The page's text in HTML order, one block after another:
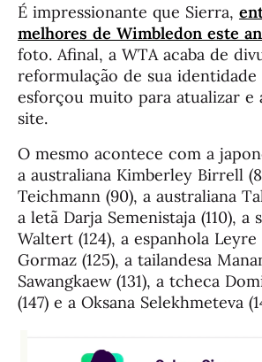
É impressionante que Sierra,
melhores de Wimbledon este
foto. Afinal, a WTA acaba de
reformulação de sua identidade
esforçou muito para atualizar e
site.
O mesmo acontece com a
a australiana Kimberley Birrell
Teichmann (90), a australiana
a letã Darja Semenistaja (110), a
Waltert (124), a espanhola Leyre
Gormaz (125), a tailandesa
Sawangkaew (131), a tcheca
(147) e a Oksana Selekhmeteva